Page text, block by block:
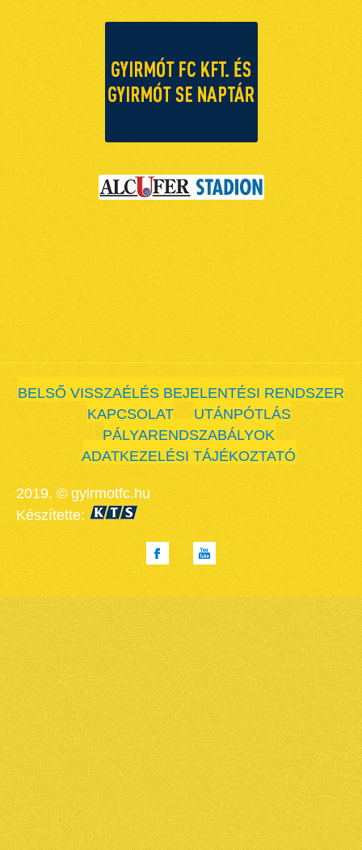
BELSŐ VISSZAÉLÉS BEJELENTÉSI RENDSZER
KAPCSOLAT
UTÁNPÓTLÁS
PÁLYARENDSZABÁLYOK
ADATKEZELÉSI TÁJÉKOZTATÓ
2019. © gyirmotfc.hu
Készítette: